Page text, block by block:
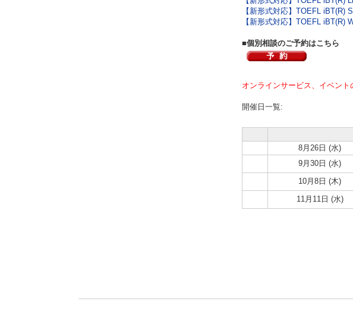
【新形式対応】TOEFL iBT(R)
【新形式対応】TOEFL iBT(R)
■個別相談のご予約はこちら
オンラインサービス、イベン
開催日一覧:
8月26日 (水)
9月30日 (水)
10月8日 (木)
11月11日 (水)